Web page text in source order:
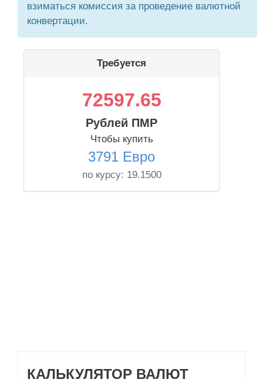
взиматься комиссия за проведение валютной
конвертации.
Требуется
72597.65
Рублей ПМР
Чтобы купить
3791 Евро
по курсу: 19.1500
КАЛЬКУЛЯТОР ВАЛЮТ